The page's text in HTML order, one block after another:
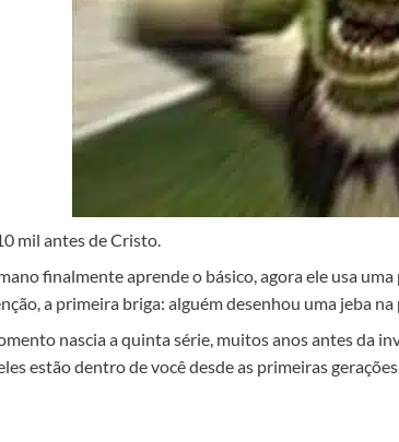
mil antes de Cristo.
finalmente aprende o básico, agora ele usa
a primeira briga: alguém desenhou uma jeba na
nascia a quinta série, muitos anos antes da
estão dentro de você desde as primeiras